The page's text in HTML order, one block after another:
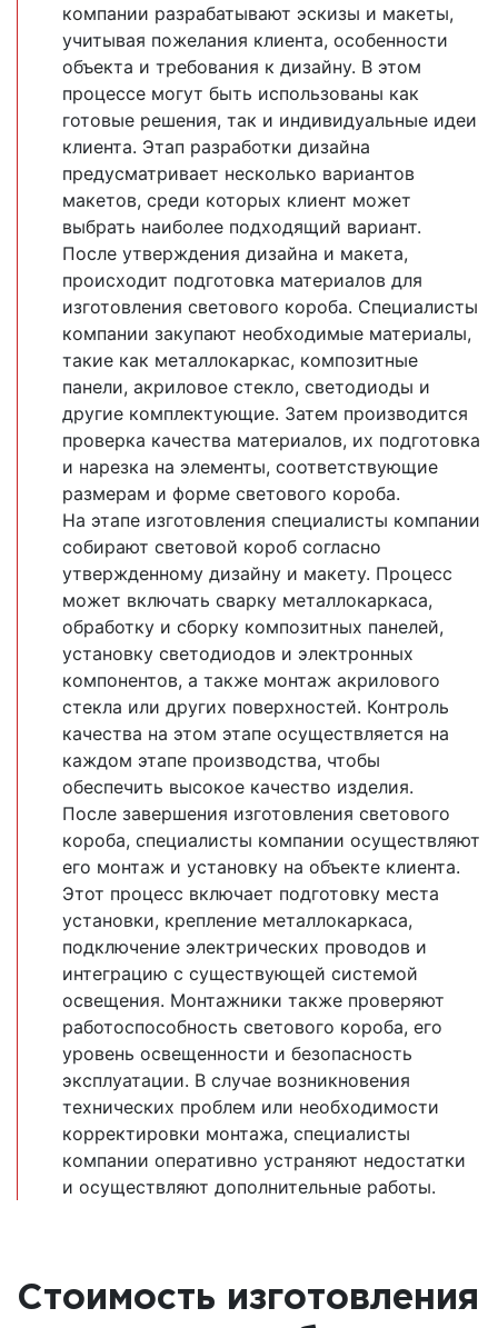
компании разрабатывают эскизы и макеты,
учитывая пожелания клиента, особенности
объекта и требования к дизайну. В этом
процессе могут быть использованы как
готовые решения, так и индивидуальные идеи
клиента. Этап разработки дизайна
предусматривает несколько вариантов
макетов, среди которых клиент может
выбрать наиболее подходящий вариант.
После утверждения дизайна и макета,
происходит подготовка материалов для
изготовления светового короба. Специалисты
компании закупают необходимые материалы,
такие как металлокаркас, композитные
панели, акриловое стекло, светодиоды и
другие комплектующие. Затем производится
проверка качества материалов, их подготовка
и нарезка на элементы, соответствующие
размерам и форме светового короба.
На этапе изготовления специалисты компании
собирают световой короб согласно
утвержденному дизайну и макету. Процесс
может включать сварку металлокаркаса,
обработку и сборку композитных панелей,
установку светодиодов и электронных
компонентов, а также монтаж акрилового
стекла или других поверхностей. Контроль
качества на этом этапе осуществляется на
каждом этапе производства, чтобы
обеспечить высокое качество изделия.
После завершения изготовления светового
короба, специалисты компании осуществляют
его монтаж и установку на объекте клиента.
Этот процесс включает подготовку места
установки, крепление металлокаркаса,
подключение электрических проводов и
интеграцию с существующей системой
освещения. Монтажники также проверяют
работоспособность светового короба, его
уровень освещенности и безопасность
эксплуатации. В случае возникновения
технических проблем или необходимости
корректировки монтажа, специалисты
компании оперативно устраняют недостатки
и осуществляют дополнительные работы.
Стоимость изготовления